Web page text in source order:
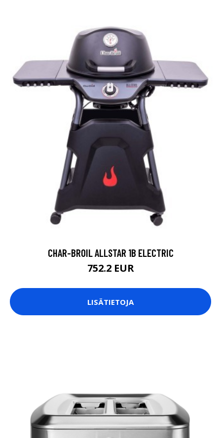
CHAR-BROIL ALLSTAR 1B ELECTRIC
752.2 EUR
LISÄTIETOJA